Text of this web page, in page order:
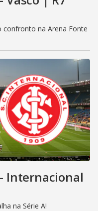
confronto na Arena Fonte
Internacional
na Série A!